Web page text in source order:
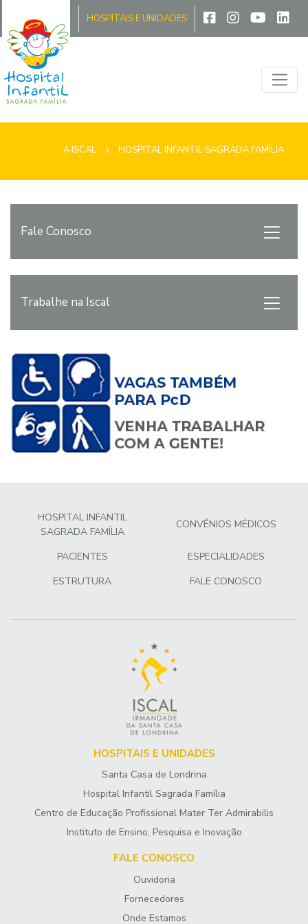
A ISCAL HOSPITAIS E UNIDADES
A ISCAL HOSPITAL INFANTIL SAGRADA FAMÍLIA
Fale Conosco
Trabalhe na Iscal
HOSPITAL INFANTIL
SAGRADA FAMÍLIA
CONVÊNIOS MÉDICOS
PACIENTES
ESPECIALIDADES
ESTRUTURA
FALE CONOSCO
HOSPITAIS E UNIDADES
Santa Casa de Londrina
Hospital Infantil Sagrada Família
Centro de Educação Profissional Mater Ter Admirabilis
Instituto de Ensino, Pesquisa e Inovação
FALE CONOSCO
Ouvidoria
Fornecedores
Onde Estamos